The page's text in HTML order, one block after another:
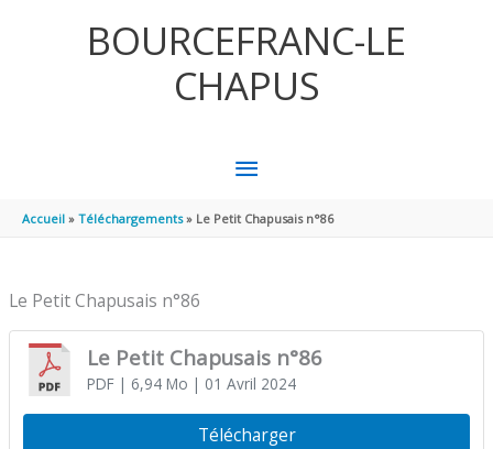
BOURCEFRANC-LE
CHAPUS
MENU
PRINCIPAL
Accueil Téléchargements Le Petit Chapusais n°86
Le Petit Chapusais n°86
Le Petit Chapusais n°86
PDF| 6,94 Mo | 01 Avril 2024
Télécharger